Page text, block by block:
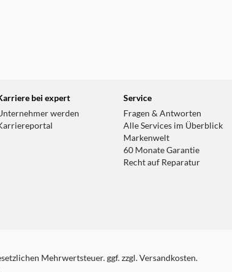
bei expert
werden
Service
Fragen & Antworten
Alle Services im Überblick
Markenwelt
60 Monate Garantie
Recht auf Reparatur
Mehrwertsteuer. ggf. zzgl. Versandkosten.